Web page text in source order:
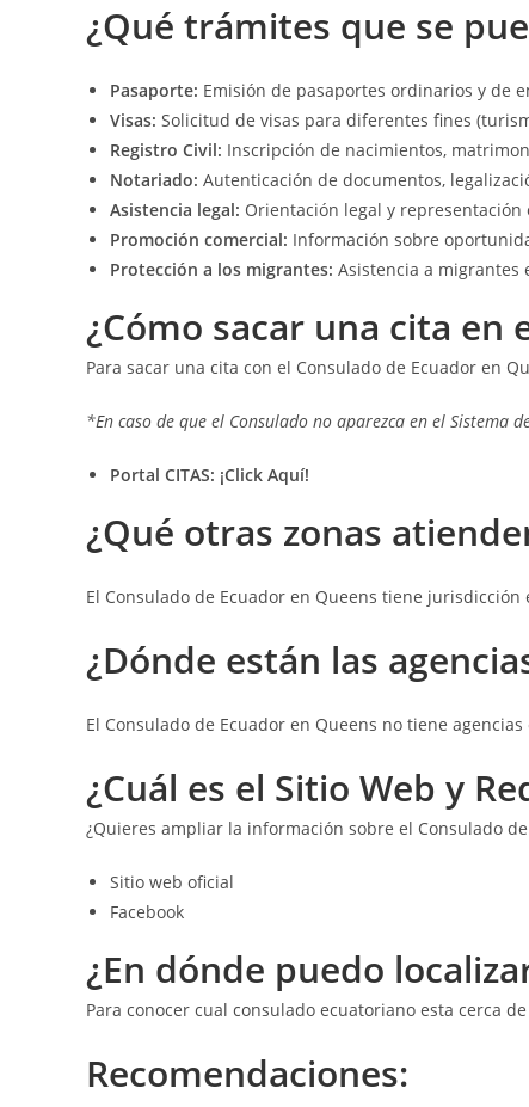
¿Qué trámites que se
Pasaporte: Emisión de pasaportes ordinarios y de
Visas: Solicitud de visas para diferentes fines
Registro Civil: Inscripción de nacimientos,
Notariado: Autenticación de documentos,
Asistencia legal: Orientación legal y representación
Promoción comercial: Información sobre
Protección a los migrantes: Asistencia a
¿Cómo sacar una cita en
Para sacar una cita con el Consulado de Ecuador en
*En caso de que el Consulado no aparezca en el Sistema
Portal CITAS: ¡Click Aquí!
¿Qué otras zonas
El Consulado de Ecuador en Queens tiene jurisdicción
¿Dónde están las a
El Consulado de Ecuador en Queens no tiene agencias
¿Cuál es el Sitio Web y
¿Quieres ampliar la información sobre el Consulado
Sitio web oficial
Facebook
¿En dónde puedo
Para conocer cual consulado ecuatoriano esta cerca
Recomendaciones: